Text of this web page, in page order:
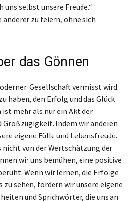
selbst unsere Freude.“
zu feiern, ohne sich
das Gönnen
Gesellschaft vermisst wird.
haben, den Erfolg und das Glück
ist mehr als nur ein Akt der
Großzügigkeit. Indem wir anderen
eigene Fülle und Lebensfreude.
nicht von der Wertschätzung der
wir uns bemühen, eine positive
Wenn wir lernen, die Erfolge
sehen, fördern wir unsere eigene
und Sprichwörter, die uns an